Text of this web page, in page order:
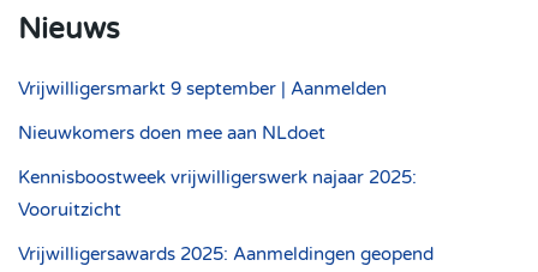
Nieuws
Vrijwilligersmarkt 9 september | Aanmelden
Nieuwkomers doen mee aan NLdoet
Kennisboostweek vrijwilligerswerk najaar 2025:
Vooruitzicht
Vrijwilligersawards 2025: Aanmeldingen geopend